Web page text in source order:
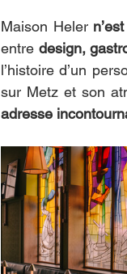
Maison Heler
entre design,
l’histoire d’un
sur Metz et son
adresse